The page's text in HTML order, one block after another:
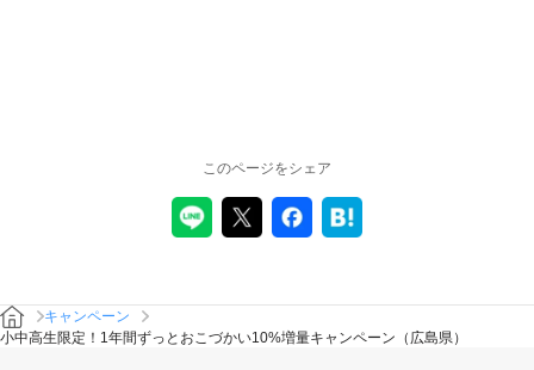
るPayPayポイントの額が最大となるものが適用されま
す。PayPay株式会社が指定する場合を除き、それらが重
複適用されることはありません。
以下の場合はキャンペーン対象となりません。
このページをシェア
キャンペーン
小中高生限定！1年間ずっとおこづかい10%増量キャンペーン（広島県）